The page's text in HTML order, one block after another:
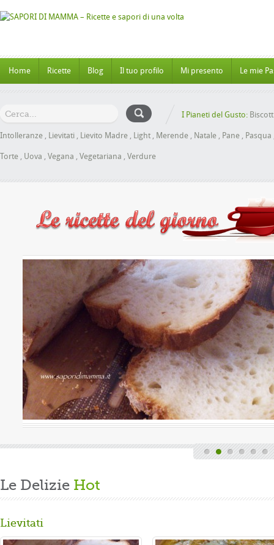
Home Ricette Blog Il tuo profilo Mi presento Le mie
I Pianeti del Gusto:
Intolleranze , Lievitati , Lievito Madre , Light , Merende , Natale , Pane , Pasqua
Torte , Uova , Vegana , Vegetariana , Verdure
al Miele senza
Valutazione media: (0 / 5)
quindi finita la fatica del lavoro settimanale
di casa, mi dedico alla mia grande passione.
un panbrioche salutare per la ...
Le Delizie Hot
Lievitati